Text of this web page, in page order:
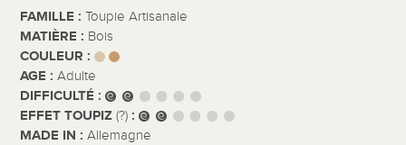
FAMILLE :Toupie Artisanale
MATIÈRE : Bois
COULEUR :
AGE :Adulte
DIFFICULTÉ :
EFFET TOUPIZ(?) :
MADE IN :Allemagne